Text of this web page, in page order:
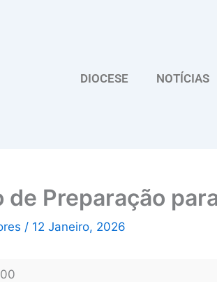
DIOCESE NOTÍCIAS
de Preparação
/ 12 Janeiro, 2026